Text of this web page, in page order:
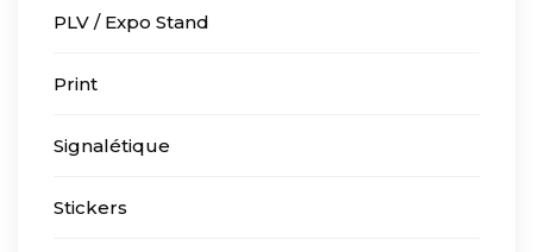
PLV / Expo Stand
Print
Signalétique
Stickers